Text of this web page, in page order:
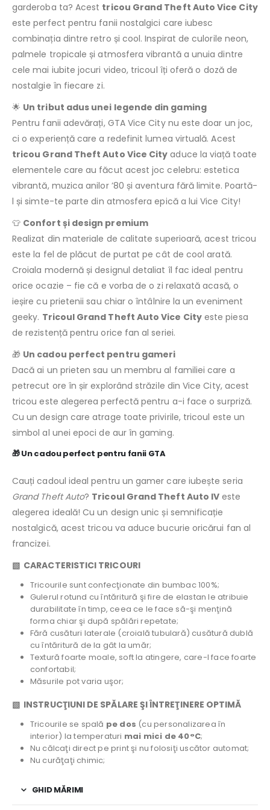
garderoba ta? Acest tricou Grand Theft Auto Vice City
este perfect pentru fanii nostalgici care iubesc
combinația dintre retro și cool. Inspirat de culorile neon,
palmele tropicale și atmosfera vibrantă a unuia dintre
cele mai iubite jocuri video, tricoul îți oferă o doză de
nostalgie în fiecare zi.
🌟 Un tribut adus unei legende din gaming
Pentru fanii adevărați, GTA Vice City nu este doar un joc,
ci o experiență care a redefinit lumea virtuală. Acest
tricou Grand Theft Auto Vice City aduce la viață toate
elementele care au făcut acest joc celebru: estetica
vibrantă, muzica anilor ’80 și aventura fără limite. Poartă-
l și simte-te parte din atmosfera epică a lui Vice City!
👕 Confort și design premium
Realizat din materiale de calitate superioară, acest tricou
este la fel de plăcut de purtat pe cât de cool arată.
Croiala modernă și designul detaliat îl fac ideal pentru
orice ocazie – fie că e vorba de o zi relaxată acasă, o
ieșire cu prietenii sau chiar o întâlnire la un eveniment
geeky. Tricoul Grand Theft Auto Vice Cityeste piesa
de rezistență pentru orice fan al seriei.
🎁 Un cadou perfect pentru gameri
Dacă ai un prieten sau un membru al familiei care a
petrecut ore în șir explorând străzile din Vice City, acest
tricou este alegerea perfectă pentru a-i face o surpriză.
Cu un design care atrage toate privirile, tricoul este un
simbol al unei epoci de aur în gaming.
🎁Un cadou perfect pentru fanii GTA
Cauți cadoul ideal pentru un gamer care iubește seria
Grand Theft Auto? Tricoul Grand Theft Auto IV este
alegerea ideală! Cu un design unic și semnificație
nostalgică, acest tricou va aduce bucurie oricărui fan al
francizei.
▧ CARACTERISTICI TRICOURI
Tricourile sunt confecţionate din bumbac 100%;
Gulerul rotund cu întăritură şi fire de elastan le atribuie
durabilitate în timp, ceea ce le face să-şi menţină
forma chiar şi după spălări repetate;
Fără cusături laterale (croială tubulară) cusătură dublă
cu întăritură de la gât la umăr;
Textură foarte moale, soft la atingere, care-l face foarte
confortabil;
Măsurile pot varia uşor;
▧ INSTRUCŢIUNI DE SPĂLARE ŞI ÎNTREŢINERE OPTIMĂ
Tricourile se spală pe dos (cu personalizarea în
interior) la temperaturi mai mici de 40°C;
Nu călcaţi direct pe print şi nu folosiţi uscător automat;
Nu curăţaţi chimic;
GHID MĂRIMI